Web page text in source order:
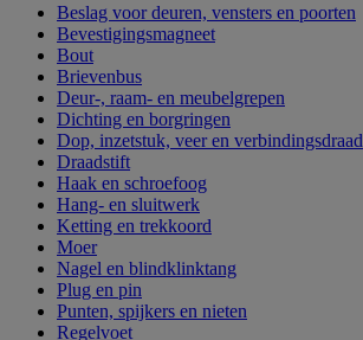
Beslag voor deuren, vensters en poorten
Bevestigingsmagneet
Bout
Brievenbus
Deur-, raam- en meubelgrepen
Dichting en borgringen
Dop, inzetstuk, veer en verbindingsdraad
Draadstift
Haak en schroefoog
Hang- en sluitwerk
Ketting en trekkoord
Moer
Nagel en blindklinktang
Plug en pin
Punten, spijkers en nieten
Regelvoet